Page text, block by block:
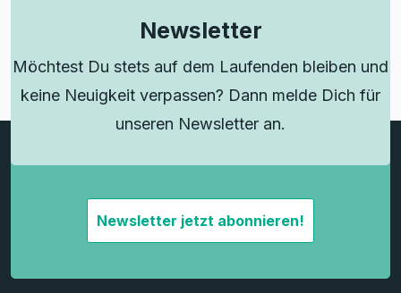
Newsletter
Möchtest Du stets auf dem Laufenden bleiben und
keine Neuigkeit verpassen? Dann melde Dich für
unseren Newsletter an.
Newsletter jetzt abonnieren!